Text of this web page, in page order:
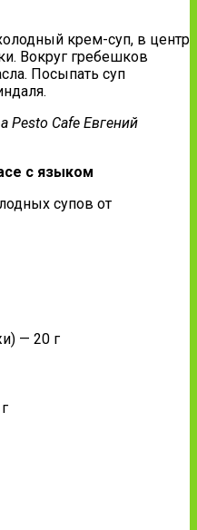
крем-суп, в центр
Вокруг гребешков
Посыпать суп
Pesto Cafe Евгений
с языком
— 20 г